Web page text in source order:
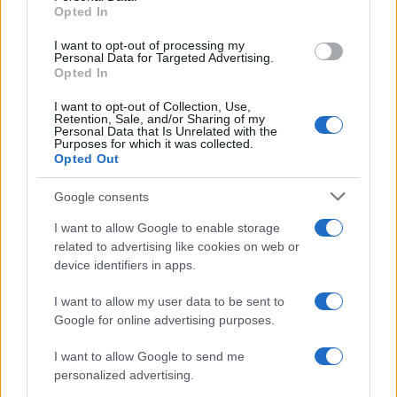
Opted In
I want to opt-out of processing my
Personal Data for Targeted Advertising.
Opted In
I want to opt-out of Collection, Use,
Retention, Sale, and/or Sharing of my
Personal Data that Is Unrelated with the
Purposes for which it was collected.
Opted Out
Google consents
I want to allow Google to enable storage
related to advertising like cookies on web or
device identifiers in apps.
I want to allow my user data to be sent to
Google for online advertising purposes.
I want to allow Google to send me
personalized advertising.
Ο κατεστραμμένος προφυλακτήρας στο βανάκι
μετά τον εντοπισμό της τραυματισμένης γυναίκας,
οι ισχυρισμοί του συζύγου της για εμπλοκή του
σε τροχαίο εκείνο το απόγευμα, το οποίο όμως
μέχρι στιγμής δεν έχει διαπιστωθεί, σε
συνδυασμό με αυτές τις εικόνες λίγο νωρίτερα,
όταν ο προφυλακτήρας ήταν άθικτος, είναι τα
στοιχεία που δημιούργησαν προβληματισμούς
στους αστυνομικούς που κινούν τα νήματα της